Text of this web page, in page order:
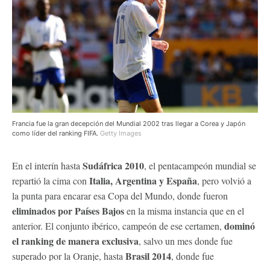
Francia fue la gran decepción del Mundial 2002 tras llegar a Corea y Japón
como líder del ranking FIFA. Getty Images
En el interín hasta Sudáfrica 2010, el pentacampeón mundial se
repartió la cima con Italia, Argentina y España, pero volvió a
la punta para encarar esa Copa del Mundo, donde fueron
eliminados por Países Bajosen la misma instancia que en el
anterior. El conjunto ibérico, campeón de ese certamen, dominó
el ranking de manera exclusiva, salvo un mes donde fue
superado por la Oranje, hasta Brasil 2014, donde fue